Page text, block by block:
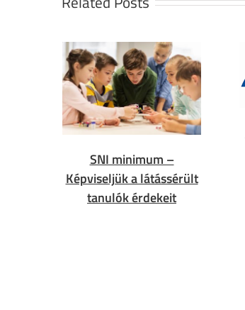
SNI minimum –
Képviseljük a látássérült
tanulók érdekeit